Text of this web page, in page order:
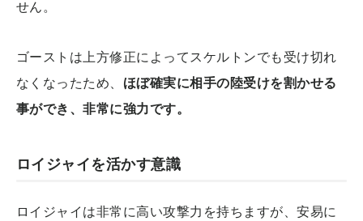
せん。
ゴーストは上方修正によってスケルトンでも受け切れ
なくなったため、 ほぼ確実に相手の陸受けを割かせる
事ができ、非常に強力です。
ロイジャイを活かす意識
ロイジャイは非常に高い攻撃力を持ちますが、安易に